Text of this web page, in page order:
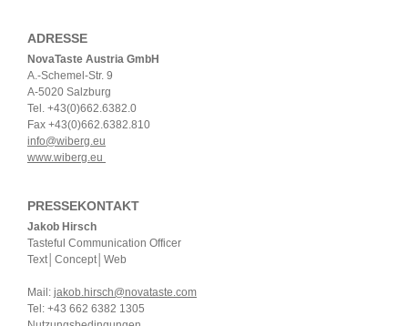
ADRESSE
NovaTaste Austria GmbH
A.-Schemel-Str. 9
A-5020 Salzburg
Tel. +43(0)662.6382.0
Fax +43(0)662.6382.810
info@wiberg.eu
www.wiberg.eu
PRESSEKONTAKT
Jakob Hirsch
Tasteful Communication Officer
Text│Concept│Web
Mail: jakob.hirsch@novataste.com
Tel: +43 662 6382 1305